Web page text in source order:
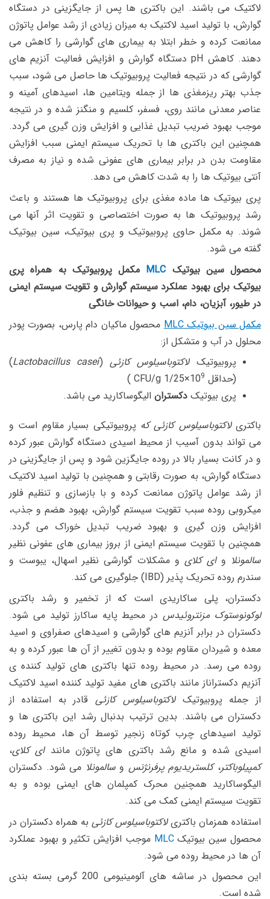
لاکتیک می باشند. این باکتری ها پس از جایگزینی در دستگاه
گوارش، با تولید اسید لاکتیک به میزان زیادی از رشد عوامل پاتوژن
ممانعت کرده و خطر ابتلا به بیماری های گوارشی را کاهش می
دهند. کاهش pH دستگاه گوارش و افزایش فعالیت آنزیم ­های
گوارشی که در نتیجه فعالیت پروبیوتیک ها حاصل می شود، سبب
جذب بهتر ریزمغذی­ ها از جمله ویتامین ها، اسیدهای آمینه و
عناصر معدنی مانند روی، فسفر، کلسیم و منگنز شده و در نتیجه
موجب بهبود ضریب تبدیل غذایی و افزایش وزن گیری می گردد.
همچنین این باکتری ها­ با تحریک سیستم ایمنی سبب افزایش
مقاومت بدن در برابر بیماری­ های عفونی شده و نیاز به مصرف
آنتی­ بیوتیک ­ها را به شدت کاهش می­ دهد.
پری بیوتیک ها ماده مغذی برای پروبیوتیک ها هستند و باعث
رشد پروبیوتیک ها به صورت اختصاصی و تقویت اثر آنها می
شوند. به مکمل حاوی پروبیوتیک و پری بیوتیک، سین بیوتیک
گفته می شود.
محصول سین بیوتیک
مکمل پروبیوتیک به همراه پری
بیوتیک برای بهبود عملکرد سیستم گوارش و تقویت سیستم ایمنی
در طیور، آبزیان، دام، اسب و حیوانات خانگی
مکمل سین بیوتیکMLCمحصول ماکیان دام پارس، بصورت پودر
محلول در آب و متشکل از:
پروبیوتیکلاکتوباسیلوس کازئی (
Lactobacillus casei
)
(حداقل CFU/g 1/25×10 9
)
پری بیوتیکدکستران الیگوساکارید می باشد.
باکتریلاکتوباسیلوس کازئی که پروبیوتیکی بسیار مقاوم است و
می تواند بدون آسیب از محیط اسیدی دستگاه گوارش عبور کرده
و در کانت بسیار بالا در روده جایگزین شود و پس از جایگزینی در
دستگاه گوارش، به صورت رقابتی و همچنین با تولید اسید لاکتیک
از رشد عوامل پاتوژن ممانعت کرده و با بازسازی و تنظیم فلور
میکروبی روده سبب تقویت سیستم گوارش، بهبود هضم و جذب،
افزایش وزن گیری و بهبود ضریب تبدیل خوراک می گردد.
همچنین با تقویت سیستم ایمنی از بروز بیماری های عفونی نظیر
سالمونلا وای کلای و مشکلات گوارشی نظیر اسهال، یبوست و
سندرم روده تحریک پذیر (IBD) جلوگیری می کند.
دکستران، پلی ساکاریدی است که از تخمیر و رشد باکتری
لوکونوستوک مزنتروئیدسدر محیط پایه ساکارز تولید می شود.
دکستران در برابر آنزیم های گوارشی و اسیدهای صفراوی و اسید
معده و شیردان مقاوم بوده و بدون تغییر از آن ها عبور کرده و به
روده می رسد. در محیط روده تنها باکتری های تولید کننده ی
آنزیم دکستراناز مانند باکتری های مفید تولید کننده اسید لاکتیک
از جمله پروبیوتیکلاکتوباسیلوس کازئی قادر به استفاده از
دکستران می باشند. بدین ترتیب بدنبال رشد این باکتری ها و
تولید اسیدهای چرب کوتاه زنجیر توسط آن ها، محیط روده
اسیدی شده و مانع رشد باکتری های پاتوژن مانندای کلای،
کمپیلوباکتر،کلستریدیوم پرفرنژنس وسالمونلا می شود. دکستران
الیگوساکارید همچنین محرک کمپلمان های ایمنی بوده و به
تقویت سیستم ایمنی کمک می کند.
استفاده همزمان باکتریلاکتوباسیلوس کازئی به همراه دکستران در
محصول سین بیوتیکMLC
موجب افزایش تکثیر و بهبود عملکرد
آن ها در محیط روده می شود.
این محصول در ساشه های آلومینیومی 200 گرمی بسته بندی
شده است.